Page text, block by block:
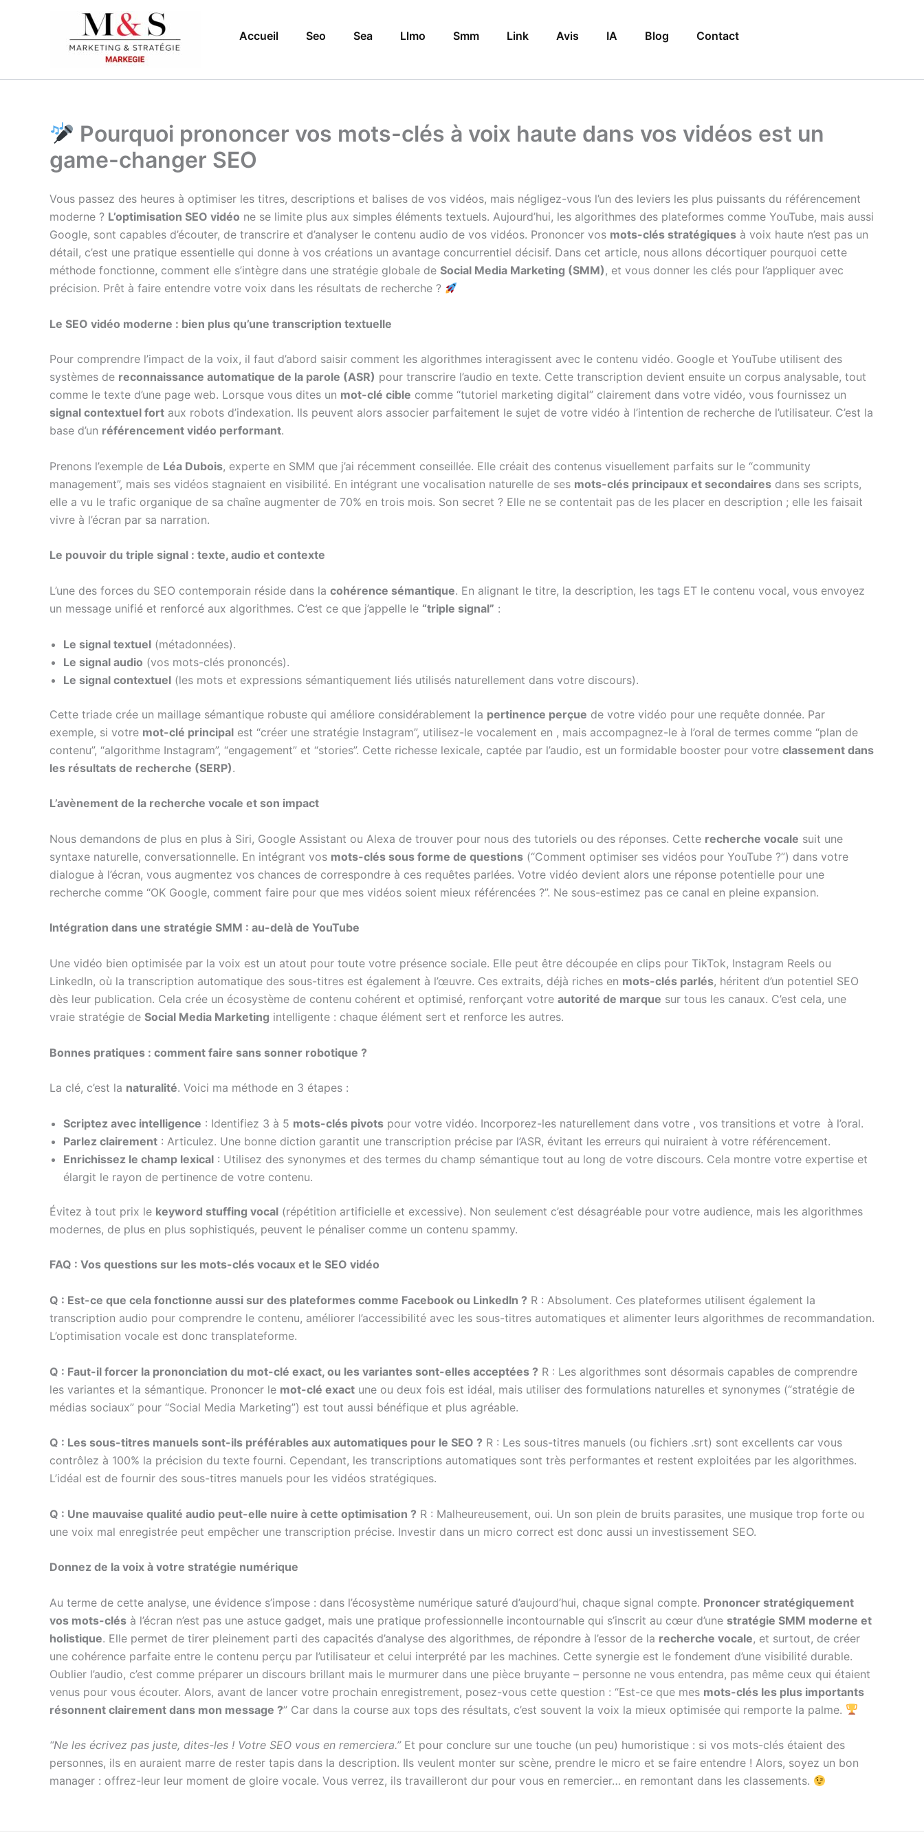
Accueil Seo Sea Llmo Smm Link Avis IA Blog Contact
Pourquoi prononcer vos mots-clés à voix haute dans vos vidéos est un
game-changer SEO
Vous passez des heures à optimiser les titres, descriptions et balises de vos vidéos, mais négligez-vous l’un des leviers les plus puissants du référencement
moderne ? L’optimisation SEO vidéo ne se limite plus aux simples éléments textuels. Aujourd’hui, les algorithmes des plateformes comme YouTube, mais aussi
Google, sont capables d’écouter, de transcrire et d’analyser le contenu audio de vos vidéos. Prononcer vos mots-clés stratégiques à voix haute n’est pas un
détail, c’est une pratique essentielle qui donne à vos créations un avantage concurrentiel décisif. Dans cet article, nous allons décortiquer pourquoi cette
méthode fonctionne, comment elle s’intègre dans une stratégie globale de Social Media Marketing (SMM), et vous donner les clés pour l’appliquer avec
précision. Prêt à faire entendre votre voix dans les résultats de recherche ?
Le SEO vidéo moderne : bien plus qu’une transcription textuelle
Pour comprendre l’impact de la voix, il faut d’abord saisir comment les algorithmes interagissent avec le contenu vidéo. Google et YouTube utilisent des
systèmes de reconnaissance automatique de la parole (ASR) pour transcrire l’audio en texte. Cette transcription devient ensuite un corpus analysable, tout
comme le texte d’une page web. Lorsque vous dites un mot-clé cible comme “tutoriel marketing digital” clairement dans votre vidéo, vous fournissez un
signal contextuel fort aux robots d’indexation. Ils peuvent alors associer parfaitement le sujet de votre vidéo à l’intention de recherche de l’utilisateur. C’est la
base d’un référencement vidéo performant.
Prenons l’exemple de Léa Dubois, experte en SMM que j’ai récemment conseillée. Elle créait des contenus visuellement parfaits sur le “community
management”, mais ses vidéos stagnaient en visibilité. En intégrant une vocalisation naturelle de ses mots-clés principaux et secondaires dans ses scripts,
elle a vu le trafic organique de sa chaîne augmenter de 70% en trois mois. Son secret ? Elle ne se contentait pas de les placer en description ; elle les faisait
vivre à l’écran par sa narration.
Le pouvoir du triple signal : texte, audio et contexte
L’une des forces du SEO contemporain réside dans la cohérence sémantique. En alignant le titre, la description, les tags ET le contenu vocal, vous envoyez
un message unifié et renforcé aux algorithmes. C’est ce que j’appelle le “triple signal” :
Le signal textuel (métadonnées).
Le signal audio (vos mots-clés prononcés).
Le signal contextuel (les mots et expressions sémantiquement liés utilisés naturellement dans votre discours).
Cette triade crée un maillage sémantique robuste qui améliore considérablement la pertinence perçue de votre vidéo pour une requête donnée. Par
exemple, si votre mot-clé principal est “créer une stratégie Instagram”, utilisez-le vocalement en , mais accompagnez-le à l’oral de termes comme “plan de
contenu”, “algorithme Instagram”, “engagement” et “stories”. Cette richesse lexicale, captée par l’audio, est un formidable booster pour votre classement dans
les résultats de recherche (SERP).
L’avènement de la recherche vocale et son impact
Nous demandons de plus en plus à Siri, Google Assistant ou Alexa de trouver pour nous des tutoriels ou des réponses. Cette recherche vocale suit une
syntaxe naturelle, conversationnelle. En intégrant vos mots-clés sous forme de questions (“Comment optimiser ses vidéos pour YouTube ?”) dans votre
dialogue à l’écran, vous augmentez vos chances de correspondre à ces requêtes parlées. Votre vidéo devient alors une réponse potentielle pour une
recherche comme “OK Google, comment faire pour que mes vidéos soient mieux référencées ?”. Ne sous-estimez pas ce canal en pleine expansion.
Intégration dans une stratégie SMM : au-delà de YouTube
Une vidéo bien optimisée par la voix est un atout pour toute votre présence sociale. Elle peut être découpée en clips pour TikTok, Instagram Reels ou
LinkedIn, où la transcription automatique des sous-titres est également à l’œuvre. Ces extraits, déjà riches en mots-clés parlés, héritent d’un potentiel SEO
dès leur publication. Cela crée un écosystème de contenu cohérent et optimisé, renforçant votre autorité de marque sur tous les canaux. C’est cela, une
vraie stratégie de Social Media Marketing intelligente : chaque élément sert et renforce les autres.
Bonnes pratiques : comment faire sans sonner robotique ?
La clé, c’est la naturalité. Voici ma méthode en 3 étapes :
Scriptez avec intelligence : Identifiez 3 à 5 mots-clés pivots pour votre vidéo. Incorporez-les naturellement dans votre , vos transitions et votre à l’oral.
Parlez clairement : Articulez. Une bonne diction garantit une transcription précise par l’ASR, évitant les erreurs qui nuiraient à votre référencement.
Enrichissez le champ lexical : Utilisez des synonymes et des termes du champ sémantique tout au long de votre discours. Cela montre votre expertise et
élargit le rayon de pertinence de votre contenu.
Évitez à tout prix le keyword stuffing vocal (répétition artificielle et excessive). Non seulement c’est désagréable pour votre audience, mais les algorithmes
modernes, de plus en plus sophistiqués, peuvent le pénaliser comme un contenu spammy.
FAQ : Vos questions sur les mots-clés vocaux et le SEO vidéo
Q : Est-ce que cela fonctionne aussi sur des plateformes comme Facebook ou LinkedIn ? R : Absolument. Ces plateformes utilisent également la
transcription audio pour comprendre le contenu, améliorer l’accessibilité avec les sous-titres automatiques et alimenter leurs algorithmes de recommandation.
L’optimisation vocale est donc transplateforme.
Q : Faut-il forcer la prononciation du mot-clé exact, ou les variantes sont-elles acceptées ? R : Les algorithmes sont désormais capables de comprendre
les variantes et la sémantique. Prononcer le mot-clé exact une ou deux fois est idéal, mais utiliser des formulations naturelles et synonymes (“stratégie de
médias sociaux” pour “Social Media Marketing”) est tout aussi bénéfique et plus agréable.
Q : Les sous-titres manuels sont-ils préférables aux automatiques pour le SEO ? R : Les sous-titres manuels (ou fichiers .srt) sont excellents car vous
contrôlez à 100% la précision du texte fourni. Cependant, les transcriptions automatiques sont très performantes et restent exploitées par les algorithmes.
L’idéal est de fournir des sous-titres manuels pour les vidéos stratégiques.
Q : Une mauvaise qualité audio peut-elle nuire à cette optimisation ? R : Malheureusement, oui. Un son plein de bruits parasites, une musique trop forte ou
une voix mal enregistrée peut empêcher une transcription précise. Investir dans un micro correct est donc aussi un investissement SEO.
Donnez de la voix à votre stratégie numérique
Au terme de cette analyse, une évidence s’impose : dans l’écosystème numérique saturé d’aujourd’hui, chaque signal compte. Prononcer stratégiquement
vos mots-clés à l’écran n’est pas une astuce gadget, mais une pratique professionnelle incontournable qui s’inscrit au cœur d’une stratégie SMM moderne et
holistique. Elle permet de tirer pleinement parti des capacités d’analyse des algorithmes, de répondre à l’essor de la recherche vocale, et surtout, de créer
une cohérence parfaite entre le contenu perçu par l’utilisateur et celui interprété par les machines. Cette synergie est le fondement d’une visibilité durable.
Oublier l’audio, c’est comme préparer un discours brillant mais le murmurer dans une pièce bruyante – personne ne vous entendra, pas même ceux qui étaient
venus pour vous écouter. Alors, avant de lancer votre prochain enregistrement, posez-vous cette question : “Est-ce que mes mots-clés les plus importants
résonnent clairement dans mon message ?” Car dans la course aux tops des résultats, c’est souvent la voix la mieux optimisée qui remporte la palme.
“Ne les écrivez pas juste, dites-les ! Votre SEO vous en remerciera.”Et pour conclure sur une touche (un peu) humoristique : si vos mots-clés étaient des
personnes, ils en auraient marre de rester tapis dans la description. Ils veulent monter sur scène, prendre le micro et se faire entendre ! Alors, soyez un bon
manager : offrez-leur leur moment de gloire vocale. Vous verrez, ils travailleront dur pour vous en remercier… en remontant dans les classements.